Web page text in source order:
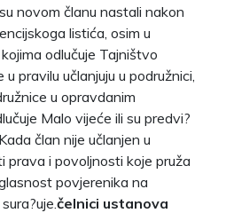
novom članu nastali nakon
listića, osim u
odlučuje Tajništvo
pravilu učlanjuju u podružnici,
u opravdanim
Malo vijeće ili su predvi?
član nije učlanjen u
prava i povoljnosti koje pruža
povjerenika na
čelnici ustanova